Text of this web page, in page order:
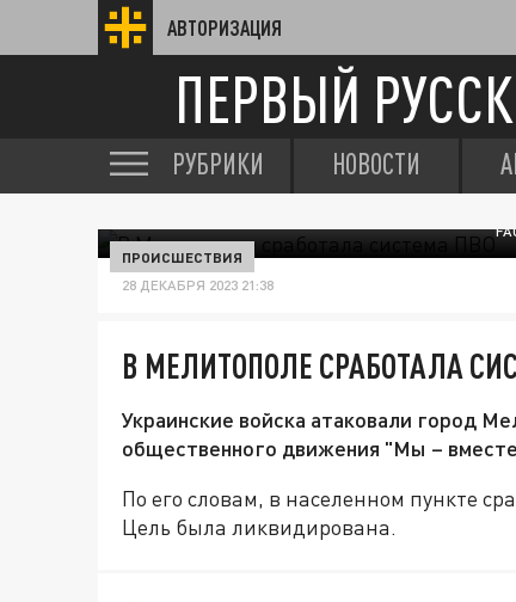
АВТОРИЗАЦИЯ
ПЕРВЫЙ
РУБРИКИ НОВОСТИ
ПРОИСШЕСТВИЯ
28 ДЕКАБРЯ 2023 21:38
В МЕЛИТОПОЛЕ СРАБОТАЛА
Украинские войска атаковали город
общественного движения "Мы –
По его словам, в населенном пункте
Цель была ликвидирована.